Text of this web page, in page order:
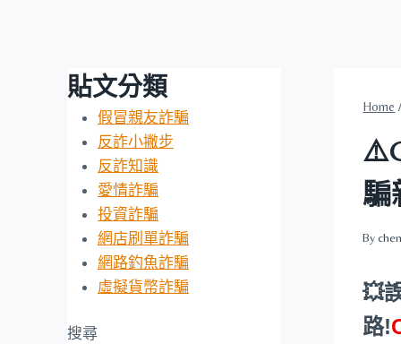
Home
騙
By
💥
路!
貼文分類
假冒親友詐騙
反詐小撇步
反詐知識
愛情詐騙
投資詐騙
網店刷單詐騙
網路釣魚詐騙
虛擬貨幣詐騙
搜尋